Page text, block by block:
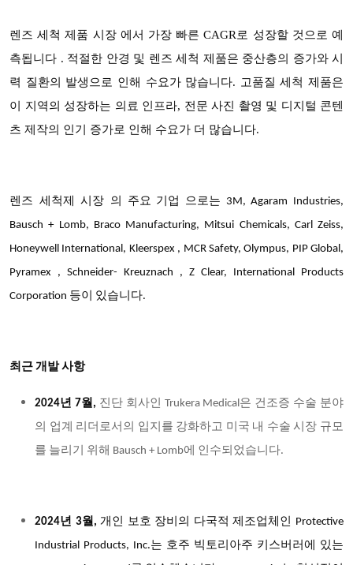
렌즈 세척 제품 시장 에서 가장 빠른 CAGR로 성장할 것으로 예
측됩니다 . 적절한 안경 및 렌즈 세척 제품은 중산층의 증가와 시
력 질환의 발생으로 인해 수요가 많습니다. 고품질 세척 제품은
이 지역의 성장하는 의료 인프라, 전문 사진 촬영 및 디지털 콘텐
츠 제작의 인기 증가로 인해 수요가 더 많습니다.
렌즈 세척제 시장 의 주요 기업 으로는 3M, Agaram Industries,
Bausch + Lomb, Braco Manufacturing, Mitsui Chemicals, Carl Zeiss,
Honeywell International, Kleerspex , MCR Safety, Olympus, PIP Global,
Pyramex , Schneider- Kreuznach , Z Clear, International Products
Corporation 등이 있습니다.
최근 개발 사항
2024년 7월, 진단 회사인 Trukera Medical은 건조증 수술 분야
의 업계 리더로서의 입지를 강화하고 미국 내 수술 시장 규모
를 늘리기 위해 Bausch + Lomb에 인수되었습니다.
2024년 3월, 개인 보호 장비의 다국적 제조업체인 Protective
Industrial Products, Inc.는 호주 빅토리아주 키스버러에 있는